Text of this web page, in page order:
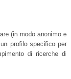
(in modo anonimo e
profilo specifico per
di ricerche di